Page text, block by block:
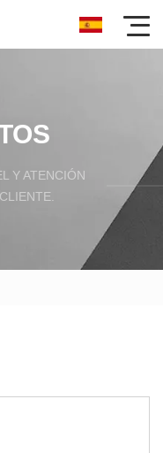
Y ATENCIÓN